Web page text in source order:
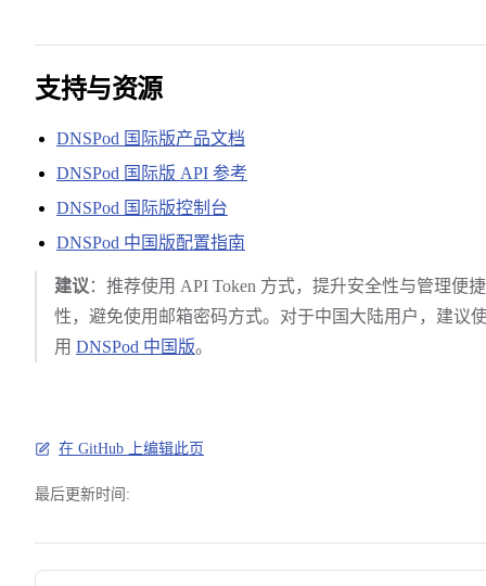
支持与资源
DNSPod 国际版产品文档
DNSPod 国际版 API 参考
DNSPod 国际版控制台
DNSPod 中国版配置指南
建议 ：推荐使用 API Token 方式，提升安全性与管理便捷
性，避免使用邮箱密码方式。对于中国大陆用户，建议
用 DNSPod 中国版。
在 GitHub 上编辑此页
最后更新时间:
Pager